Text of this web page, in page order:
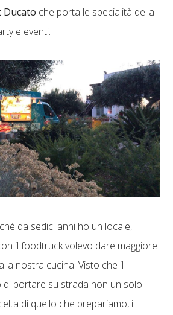
Ducato che porta le specialità della
e eventi.
da sedici anni ho un locale,
il foodtruck volevo dare maggiore
nostra cucina. Visto che il
di portare su strada non un solo
di quello che prepariamo, il